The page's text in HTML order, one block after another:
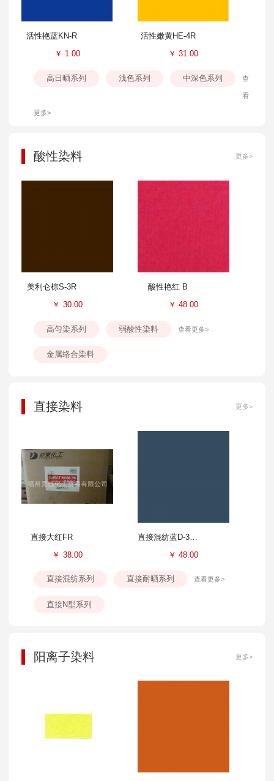
活性艳蓝KN-R
￥ 1.00
活性嫩黄HE-4R
￥ 31.00
高日晒系列 浅色系列 中深色系列 查
看
更多>
酸性染料 更多>
美利仑棕S-3R
￥ 30.00
酸性艳红 B
￥ 48.00
高匀染系列 弱酸性染料
金属络合染料
查看更多>
直接染料 更多>
直接大红FR
￥ 38.00
直接混纺蓝D-3GL
￥ 48.00
直接混纺系列 直接耐晒系列
直接N型系列
查看更多>
阳离子染料 更多>